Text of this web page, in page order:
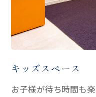
キッズスペース
お子様が待ち時間も